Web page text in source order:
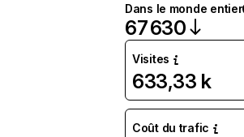
Dans le monde entier
67 630
Visites
633,33 k
Coût du trafic